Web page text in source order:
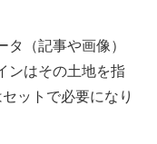
（記事や画像）
ンはその土地を指
ットで必要になり